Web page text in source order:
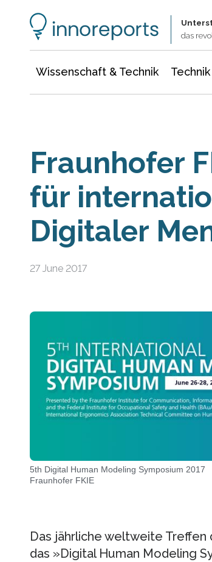
das
Wissenschaft & Technik Technik
Fraunhofer
für
Digitaler
27 June 2017
5th Digital Human Modeling Symposium 2017
Fraunhofer FKIE
Das jährliche weltweite
das »Digital Human Modeling